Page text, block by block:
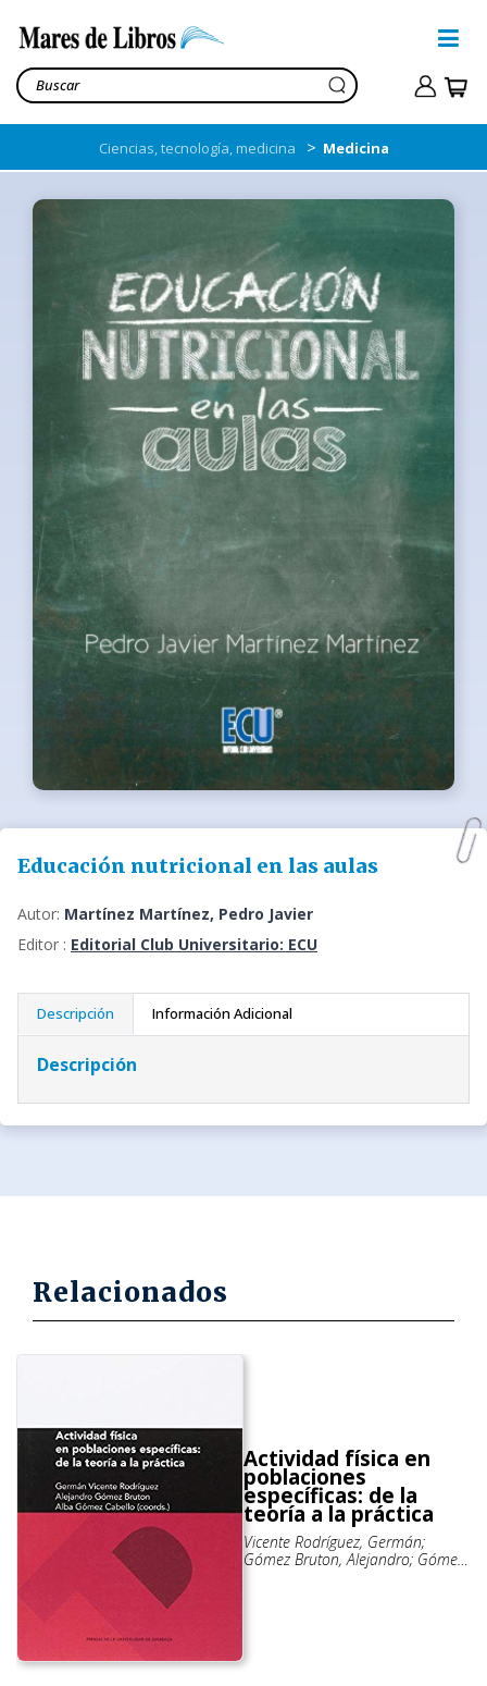
Ciencias, tecnología, medicina > Medicina
Educación nutricional en las aulas
Autor: Martínez Martínez, Pedro Javier
Editor : Editorial Club Universitario: ECU
Descripción Información Adicional
Descripción
Relacionados
Actividad física en
poblaciones
específicas: de la
teoría a la práctica
Vicente Rodríguez, Germán;
Gómez Bruton, Alejandro; Gómez